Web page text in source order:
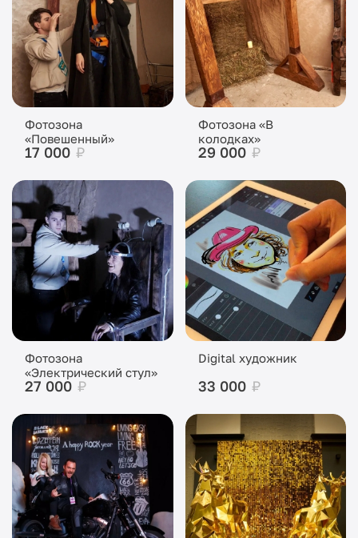
Фотозона
«Повешенный»
17 000 ₽
Фотозона «В
колодках»
29 000 ₽
Фотозона
«Электрический стул»
27 000 ₽
Digital художник
33 000 ₽